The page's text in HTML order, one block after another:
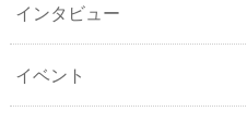
インタビュー
イベント